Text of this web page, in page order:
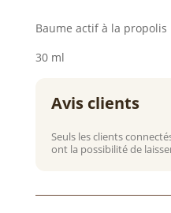
Baume actif à la propolis
30 ml
Seuls les clients
ont la possibilité de